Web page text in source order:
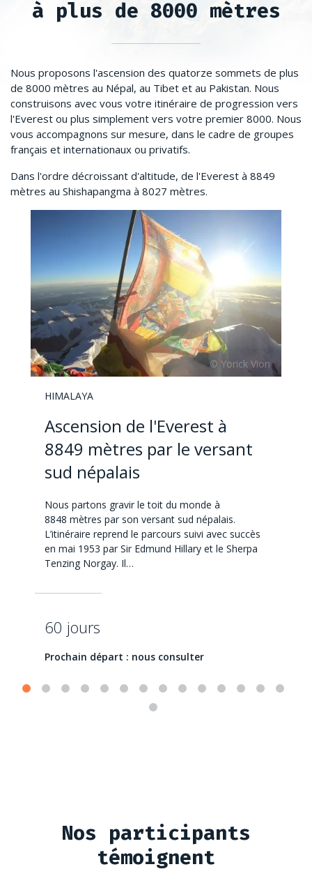
à plus de 8000 mètres
Nous proposons l'ascension des quatorze sommets de plus
de 8000 mètres au Népal, au Tibet et au Pakistan. Nous
construisons avec vous votre itinéraire de progression vers
l'Everest ou plus simplement vers votre premier 8000. Nous
vous accompagnons sur mesure, dans le cadre de groupes
français et internationaux ou privatifs.
Dans l'ordre décroissant d'altitude, de l'Everest à 8849
mètres au Shishapangma à 8027 mètres.
HIMALAYA
Ascension de l'Everest à
8849 mètres par le versant
sud népalais
Nous partons gravir le toit du monde à
8848 mètres par son versant sud népalais.
L’itinéraire reprend le parcours suivi avec succès
en mai 1953 par Sir Edmund Hillary et le Sherpa
Tenzing Norgay. Il…
60 jours
Prochain départ : nous consulter
Nos participants
témoignent